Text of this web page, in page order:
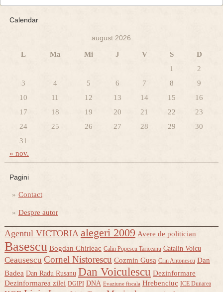
Calendar
august 2026
L Ma Mi J V S
D
1
2
3
4 5 6 7 8
9
10
11 12 13 14 15
16
17
18 19 20 21 22
23
24
25 26 27 28 29
30
31
« nov.
Pagini
Contact
Despre autor
Agentul VICTORIA alegeri 2009 Avere de politician
Basescu Bogdan Chirieac Calin Popescu Tariceanu Catalin Voicu
Ceausescu Cornel Nistorescu Cozmin Gusa Crin Antonescu Dan
Badea Dan Radu Rusanu Dan Voiculescu Dezinformare
Dezinformarea zilei DGIPI DNA Evaziune fiscala Hrebenciuc ICE Dunarea